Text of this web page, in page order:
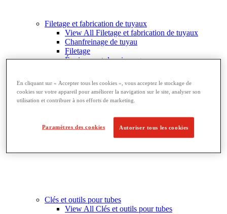
Filetage et fabrication de tuyaux
View All Filetage et fabrication de tuyaux
Chanfreinage de tuyau
Filetage
Équipement de rainurage
Découpe et fabrication de tubes
Clés et outils pour tubes
View All Clés et outils pour tubes
En cliquant sur « Accepter tous les cookies », vous acceptez le stockage de
cookies sur votre appareil pour améliorer la navigation sur le site, analyser son
utilisation et contribuer à nos efforts de marketing.
Paramètres des cookies Autoriser tous les cookies